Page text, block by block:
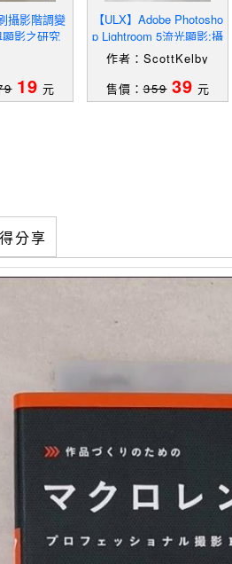
攝影階調變
影之研究
19 元
【ULX】Adobe Photosho
p Lightroom 5流光顯影:攝
影玩家的數位暗房_Scott
作者：ScottKelby
售價：359 39 元
分享